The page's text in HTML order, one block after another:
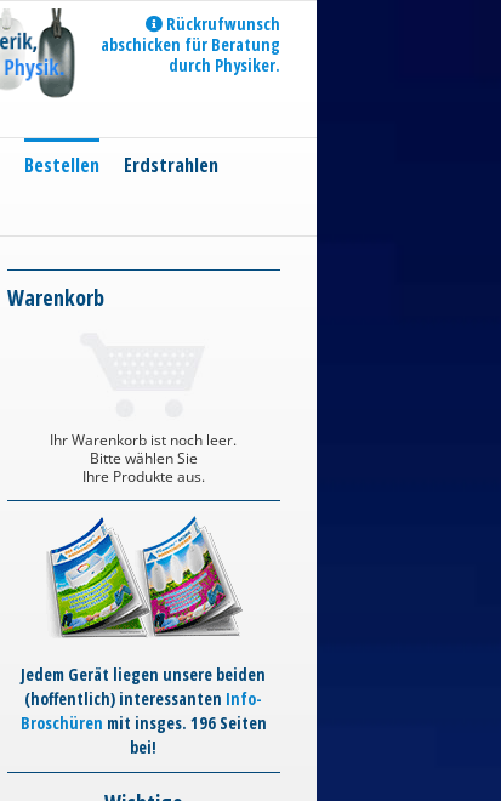
Rückrufwunsch
abschicken für Beratung
durch Physiker.
Bestellen
Erdstrahlen
Warenkorb
Ihr Warenkorb ist noch leer.
Bitte wählen Sie
Ihre Produkte aus.
Jedem Gerät liegen unsere beiden
(hoffentlich) interessanten Info-
Broschüren mit insges. 196 Seiten
bei!